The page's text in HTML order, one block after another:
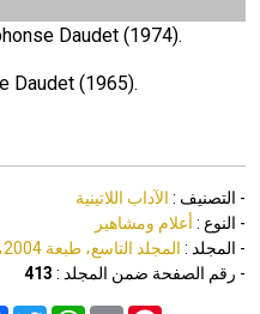
Daudet (1974).
Daudet (1965).
- التصنيف : الآداب اللاتينية
- النوع : أعلام ومشاهير
- المجلد : المجلد التاسع، طبعة 2004، دمشق
- رقم الصفحة ضمن المجلد : 413